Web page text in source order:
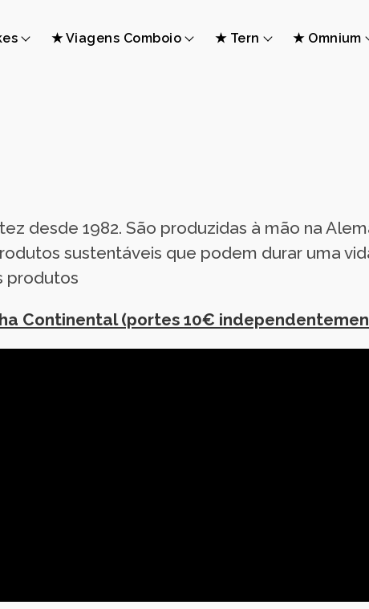
★ Viagens Comboio ★ Tern ★ Omnium
desde 1982. São produzidas à mão na
sustentáveis que podem durar uma
produtos
Continental (portes 10€